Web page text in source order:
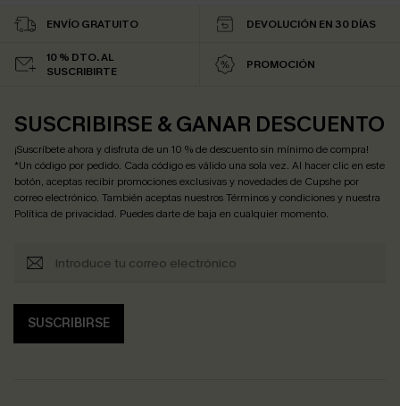
ENVÍO GRATUITO DEVOLUCIÓN EN 30 DÍAS
10 % DTO. AL
SUSCRIBIRTE
PROMOCIÓN
SUSCRIBIRSE & GANAR DESCUENTO
¡Suscríbete ahora y disfruta de un 10 % de descuento sin mínimo de compra!
*Un código por pedido. Cada código es válido una sola vez. Al hacer clic en este
botón, aceptas recibir promociones exclusivas y novedades de Cupshe por
correo electrónico. También aceptas nuestrosTérminos y condicionesy nuestra
Política de privacidad. Puedes darte de baja en cualquier momento.
SUSCRIBIRSE